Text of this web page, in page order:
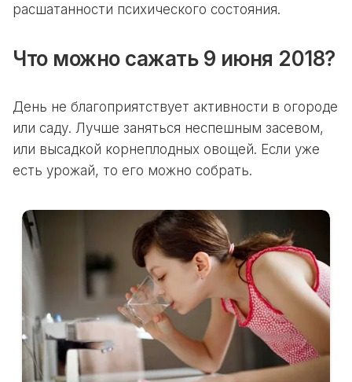
расшатанности психического состояния.
Что можно сажать 9 июня 2018?
День не благоприятствует активности в огороде
или саду. Лучше заняться неспешным засевом,
или высадкой корнеплодных овощей. Если уже
есть урожай, то его можно собрать.